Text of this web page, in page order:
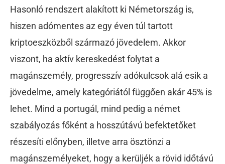
Hasonló rendszert alakított ki Németország is,
hiszen adómentes az egy éven túl tartott
kriptoeszközből származó jövedelem. Akkor
viszont, ha aktív kereskedést folytat a
magánszemély, progresszív adókulcsok alá esik a
jövedelme, amely kategóriától függően akár 45% is
lehet. Mind a portugál, mind pedig a német
szabályozás főként a hosszútávú befektetőket
részesíti előnyben, illetve arra ösztönzi a
magánszemélyeket, hogy a kerüljék a rövid időtávú